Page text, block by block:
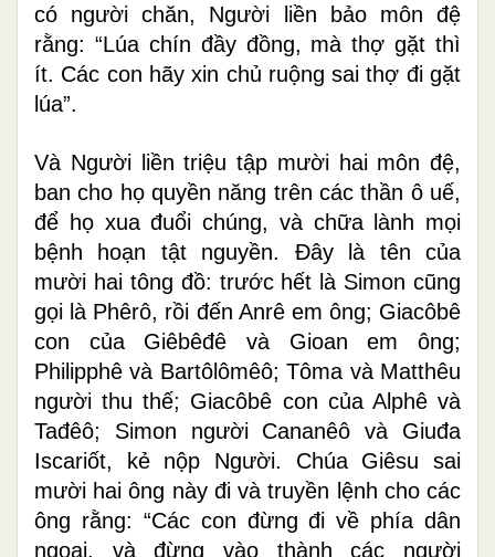
có người chăn, Người liền bảo môn đệ
rằng: “Lúa chín đầy đồng, mà thợ gặt thì
ít. Các con hãy xin chủ ruộng sai thợ đi gặt
lúa”.
Và Người liền triệu tập mười hai môn đệ,
ban cho họ quyền năng trên các thần ô uế,
để họ xua đuổi chúng, và chữa lành mọi
bệnh hoạn tật nguyền. Ðây là tên của
mười hai tông đồ: trước hết là Simon cũng
gọi là Phêrô, rồi đến Anrê em ông; Giacôbê
con của Giêbêđê và Gioan em ông;
Philipphê và Bartôlômêô; Tôma và Matthêu
người thu thế; Giacôbê con của Alphê và
Tađêô; Simon người Cananêô và Giuđa
Iscariốt, kẻ nộp Người. Chúa Giêsu sai
mười hai ông này đi và truyền lệnh cho các
ông rằng: “Các con đừng đi về phía dân
ngoại, và đừng vào thành các người